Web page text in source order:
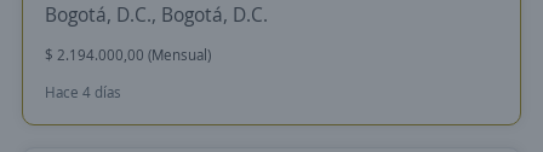
Bogotá, D.C., Bogotá, D.C.
$ 2.194.000,00 (Mensual)
Hace 4 días